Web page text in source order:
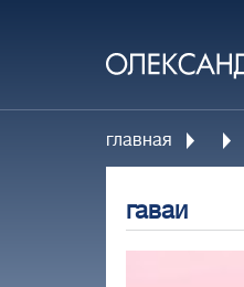
главная
гаваи